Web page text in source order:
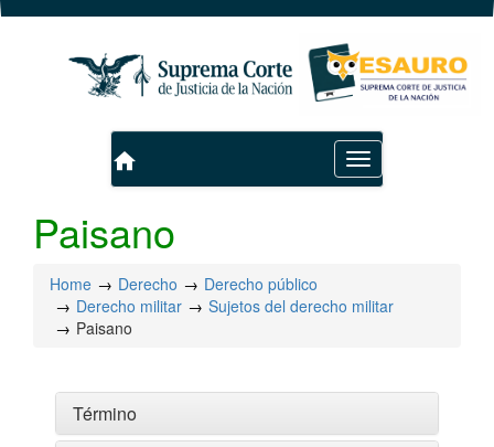
Toggle
navigation
home
Paisano
Home Derecho
Derecho público
Derecho militar
Sujetos del derecho militar
Paisano
Término